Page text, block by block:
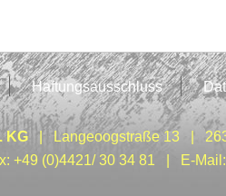
Haftungsausschluss
KG | Langeoogstraße 13 |
+49 (0)4421/ 30 34 81 | E-Mail: